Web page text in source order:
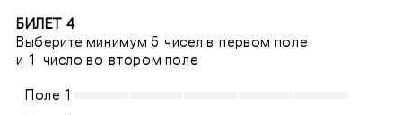
БИЛЕТ 4
Выберите минимум 5 чисел в первом поле
и 1 число во втором поле
Поле 1